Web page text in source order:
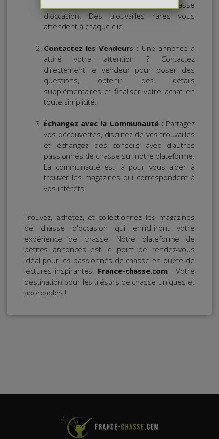
une variété de magazines de chasse
d'occasion. Des trouvailles rares vous
attendent à chaque clic.
Contactez les Vendeurs : Une annonce a
attiré votre attention ? Contactez
directement le vendeur pour poser des
questions, obtenir des détails
supplémentaires et finaliser votre achat en
toute simplicité.
Échangez avec la Communauté : Partagez
vos découvertes, discutez de vos trouvailles
et échangez des conseils avec d'autres
passionnés de chasse sur notre plateforme.
La communauté est là pour vous aider à
trouver les magazines qui correspondent à
vos intérêts.
Trouvez, achetez, et collectionnez les magazines
de chasse d'occasion qui enrichiront votre
expérience de chasse. Notre plateforme de
petites annonces est le point de rendez-vous
idéal pour les passionnés de chasse en quête de
lectures inspirantes. France-chasse.com- Votre
destination pour les trésors de chasse uniques et
abordables !